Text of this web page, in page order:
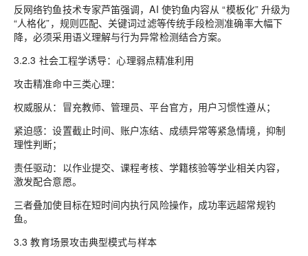
反网络钓鱼技术专家芦笛强调，AI 使钓鱼内容从 “模板化” 升级为
“人格化”，规则匹配、关键词过滤等传统手段检测准确率大幅下
降，必须采用语义理解与行为异常检测结合方案。
3.2.3 社会工程学诱导：心理弱点精准利用
攻击精准命中三类心理：
权威服从：冒充教师、管理员、平台官方，用户习惯性遵从；
紧迫感：设置截止时间、账户冻结、成绩异常等紧急情境，抑制
理性判断；
责任驱动：以作业提交、课程考核、学籍核验等学业相关内容，
激发配合意愿。
三者叠加使目标在短时间内执行风险操作，成功率远超常规钓
鱼。
3.3 教育场景攻击典型模式与样本